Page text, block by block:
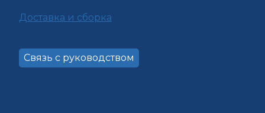
Доставка и сборка
Связь с руководством